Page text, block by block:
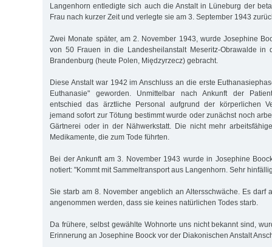
Langenhorn entledigte sich auch die Anstalt in Lüneburg der
Frau nach kurzer Zeit und verlegte sie am 3. September 1943
Zwei Monate später, am 2. November 1943, wurde Josephine
von 50 Frauen in die Landesheilanstalt Meseritz-Obrawalde in
Brandenburg (heute Polen, Międzyrzecz) gebracht.
Diese Anstalt war 1942 im Anschluss an die erste
Euthanasie" geworden. Unmittelbar nach Ankunft der
entschied das ärztliche Personal aufgrund der körperlichen
jemand sofort zur Tötung bestimmt wurde oder zunächst noch
Gärtnerei oder in der Nähwerkstatt. Die nicht mehr
Medikamente, die zum Tode führten.
Bei der Ankunft am 3. November 1943 wurde in Josephine
notiert: "Kommt mit Sammeltransport aus Langenhorn. Sehr
Sie starb am 8. November angeblich an Altersschwäche. Es darf
angenommen werden, dass sie keines natürlichen Todes starb.
Da frühere, selbst gewählte Wohnorte uns nicht bekannt sind,
Erinnerung an Josephine Boock vor der Diakonischen Anstalt